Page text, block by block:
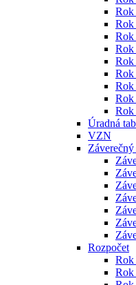
Rok
Rok
Rok
Rok
Rok
Rok
Rok
Rok
Rok
Úradná
VZN
Záverečný
Rozpočet
Rok
Rok